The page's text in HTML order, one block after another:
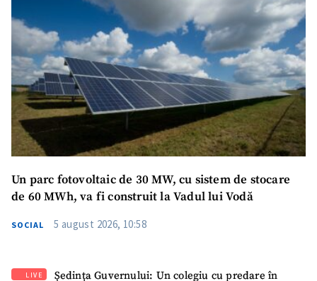
Un parc fotovoltaic de 30 MW, cu sistem de stocare
de 60 MWh, va fi construit la Vadul lui Vodă
SOCIAL 5 august 2026, 10:58
LIVE Ședința Guvernului: Un colegiu cu predare în